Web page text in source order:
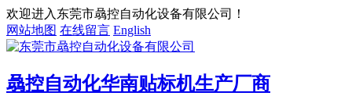
欢迎进入东莞市骉控自动化设备有限公司！
网站地图 在线留言 English
骉控自动化华南贴标机生产厂商